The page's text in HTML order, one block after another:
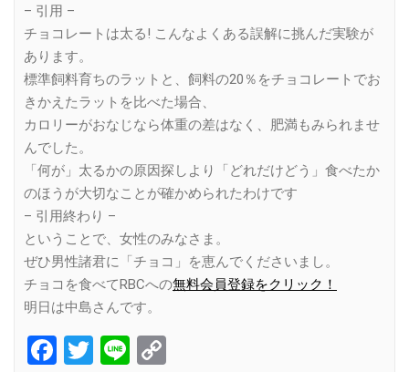
– 引用 –
チョコレートは太る! こんなよくある誤解に挑んだ実験が
あります。
標準飼料育ちのラットと、飼料の20％をチョコレートでお
きかえたラットを比べた場合、
カロリーがおなじなら体重の差はなく、肥満もみられませ
んでした。
「何が」太るかの原因探しより「どれだけどう」食べたか
のほうが大切なことが確かめられたわけです
– 引用終わり –
ということで、女性のみなさま。
ぜひ男性諸君に「チョコ」を恵んでくださいまし。
チョコを食べてRBCへの無料会員登録をクリック！
明日は中島さんです。
Facebook
Twitter
Line